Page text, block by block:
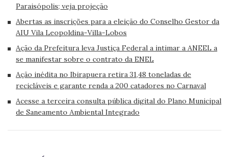
Paraisópolis; veja projeção
Abertas as inscrições para a eleição do Conselho Gestor da
AIU Vila Leopoldina-Villa-Lobos
Ação da Prefeitura leva Justiça Federal a intimar a ANEEL a
se manifestar sobre o contrato da ENEL
Ação inédita no Ibirapuera retira 31,48 toneladas de
recicláveis e garante renda a 200 catadores no Carnaval
Acesse a terceira consulta pública digital do Plano Municipal
de Saneamento Ambiental Integrado